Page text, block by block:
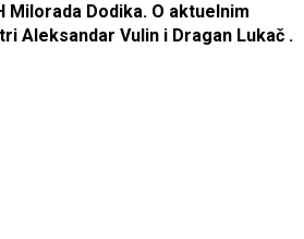
Dodika. O aktuelnim
Aleksandar Vulin i Dragan Lukač .